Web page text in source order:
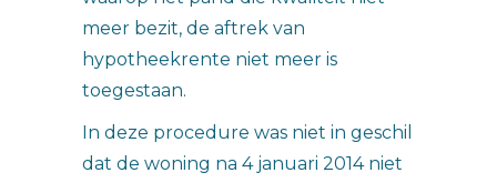
meer bezit, de aftrek van
hypotheekrente niet meer is
toegestaan.
In deze procedure was niet in geschil
dat de woning na 4 januari 2014 niet